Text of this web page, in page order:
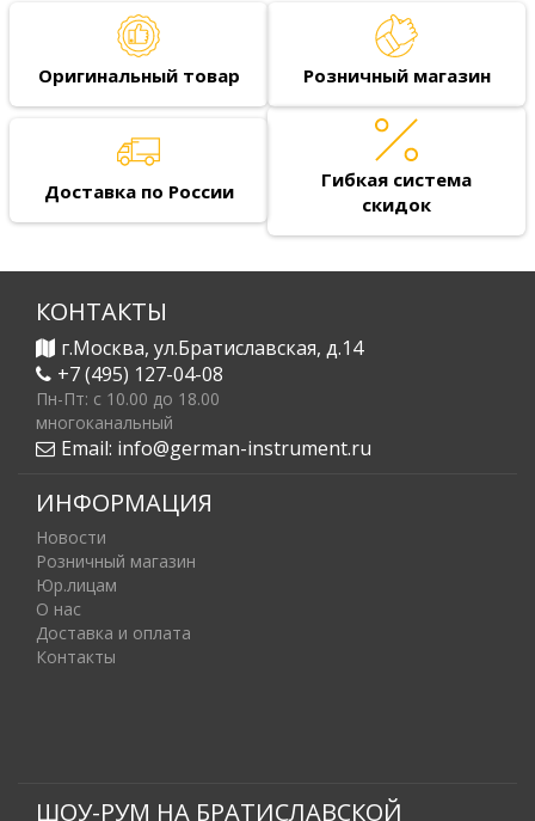
Оригинальный товар Розничный магазин
Доставка по России
Гибкая система
скидок
КОНТАКТЫ
г.Москва, ул.Братиславская, д.14
+7 (495) 127-04-08
Пн-Пт: c 10.00 до 18.00
многоканальный
Email: info@german-instrument.ru
ИНФОРМАЦИЯ
Новости
Розничный магазин
Юр.лицам
О нас
Доставка и оплата
Контакты
ШОУ-РУМ НА БРАТИСЛАВСКОЙ